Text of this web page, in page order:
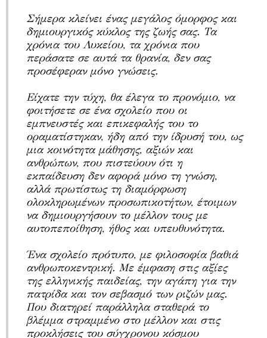
Σήμερα κλείνει ένας μεγάλος όμορφος και
δημιουργικός κύκλος της ζωής σας. Τα
χρόνια του Λυκείου, τα χρόνια που
περάσατε σε αυτά τα θρανία, δεν σας
προσέφεραν μόνο γνώσεις.
Είχατε την τύχη, θα έλεγα το προνόμιο, να
φοιτήσετε σε ένα σχολείο που οι
εμπνευστές και επικεφαλής του το
οραματίστηκαν, ήδη από την ίδρυσή του, ως
μια κοινότητα μάθησης, αξιών και
ανθρώπων, που πιστεύουν ότι η
εκπαίδευση δεν αφορά μόνο τη γνώση,
αλλά πρωτίστως τη διαμόρφωση
ολοκληρωμένων προσωπικοτήτων, έτοιμων
να δημιουργήσουν το μέλλον τους με
αυτοπεποίθηση, ήθος και υπευθυνότητα.
Ένα σχολείο πρότυπο, με φιλοσοφία βαθιά
ανθρωποκεντρική. Με έμφαση στις αξίες
της ελληνικής παιδείας, την αγάπη για την
πατρίδα και τον σεβασμό των ριζών μας.
Που διατηρεί παράλληλα σταθερά το
βλέμμα στραμμένο στο μέλλον και στις
προκλήσεις του σύγχρονου κόσμου